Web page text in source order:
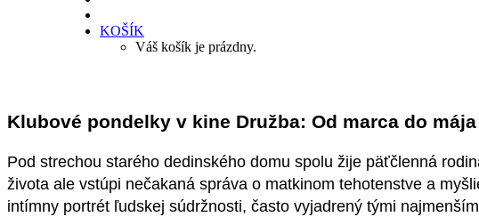
KOŠÍK
Váš košík je prázdny.
Klubové pondelky v kine Družba: Od marca do mája
Pod strechou starého dedinského domu spolu žije päťčlenná
života ale vstúpi nečakaná správa o matkinom tehotenstve a
intímny portrét ľudskej súdržnosti, často vyjadrený tými